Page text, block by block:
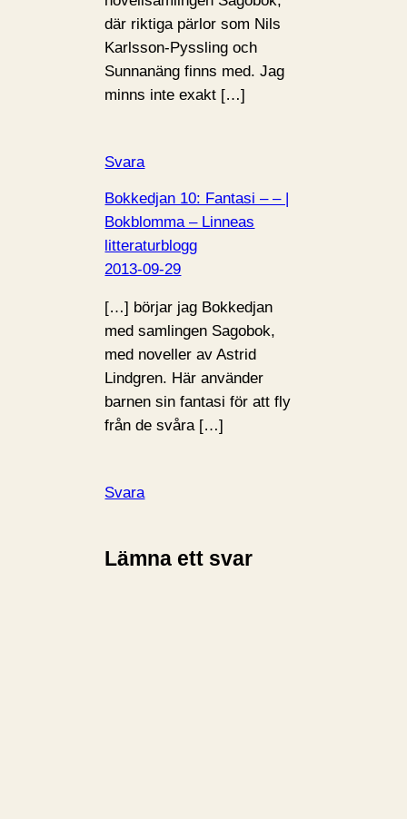
där riktiga pärlor som Nils
Karlsson-Pyssling och
Sunnanäng finns med. Jag
minns inte exakt […]
Svara
Bokkedjan 10: Fantasi – – |
Bokblomma – Linneas
litteraturblogg
2013-09-29
[…] börjar jag Bokkedjan
med samlingen Sagobok,
med noveller av Astrid
Lindgren. Här använder
barnen sin fantasi för att fly
från de svåra […]
Svara
Lämna ett svar